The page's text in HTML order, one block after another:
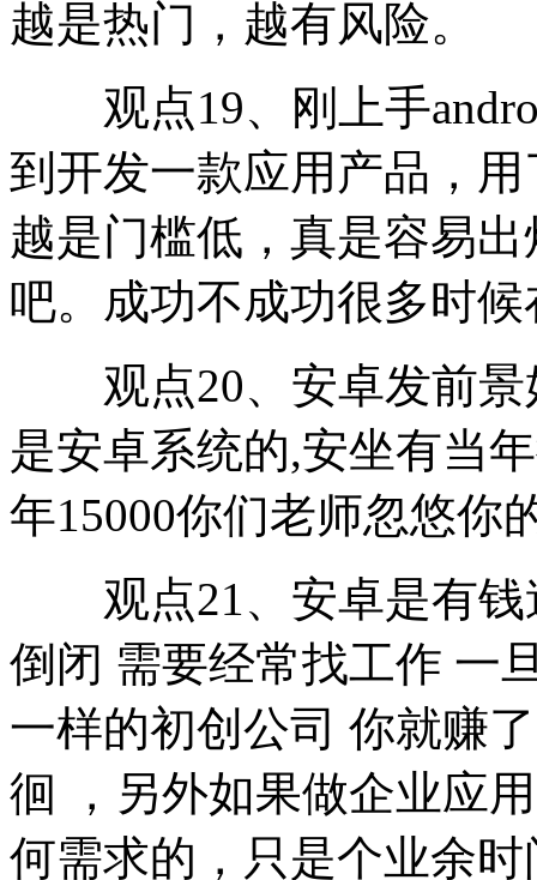
越是热门，越有风险。
观点19、刚上手
到开发一款应用产品，
越是门槛低，真是容易
吧。成功不成功很多时
观点20、安卓发前景
是安卓系统的,安坐有当
年15000你们老师忽悠你
观点21、安卓是有钱
倒闭 需要经常找工作 一
一样的初创公司 你就赚
徊 ，另外如果做企业应
何需求的，只是个业余